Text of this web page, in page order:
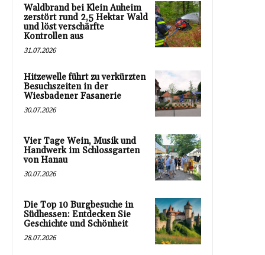
Waldbrand bei Klein Auheim
zerstört rund 2,5 Hektar Wald
und löst verschärfte
Kontrollen aus
31.07.2026
Hitzewelle führt zu verkürzten
Besuchszeiten in der
Wiesbadener Fasanerie
30.07.2026
Vier Tage Wein, Musik und
Handwerk im Schlossgarten
von Hanau
30.07.2026
Die Top 10 Burgbesuche in
Südhessen: Entdecken Sie
Geschichte und Schönheit
28.07.2026